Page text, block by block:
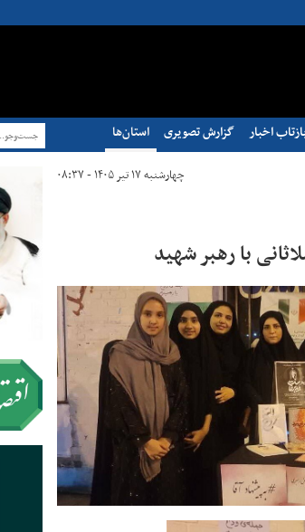
اخبار گزارش تصویری استان‌ها
چهارشنبه ۱۷ تیر ۱۴۰۵ - ۰۸:۳۷
با رهبر شهید